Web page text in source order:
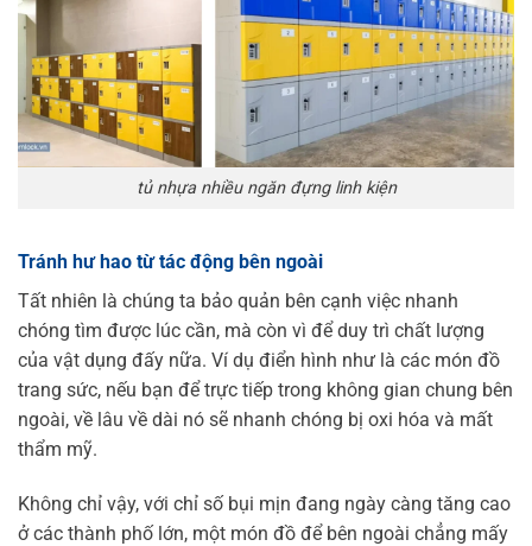
tủ nhựa nhiều ngăn đựng linh kiện
Tránh hư hao từ tác động bên ngoài
Tất nhiên là chúng ta bảo quản bên cạnh việc nhanh
chóng tìm được lúc cần, mà còn vì để duy trì chất lượng
của vật dụng đấy nữa. Ví dụ điển hình như là các món đồ
trang sức, nếu bạn để trực tiếp trong không gian chung bên
ngoài, về lâu về dài nó sẽ nhanh chóng bị oxi hóa và mất
thẩm mỹ.
Không chỉ vậy, với chỉ số bụi mịn đang ngày càng tăng cao
ở các thành phố lớn, một món đồ để bên ngoài chẳng mấy